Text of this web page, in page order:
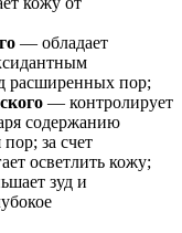
— обладает
расширенных пор;
— контролирует
содержанию
за счет
осветлить кожу;
зуд и